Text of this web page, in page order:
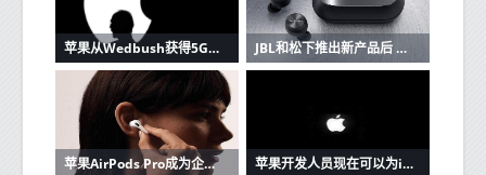
苹果从Wedbush获得5G潜在看涨信号 JBL和松下推出新产品后 苹果AirPods的竞争加剧
苹果AirPods Pro成为企业家最好朋友的3个原因 苹果开发人员现在可以为iOS和Mac应用程序创建单一购买的应用程序版本